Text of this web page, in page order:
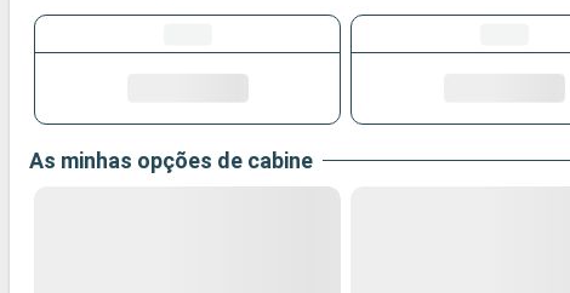
As minhas opções de cabine